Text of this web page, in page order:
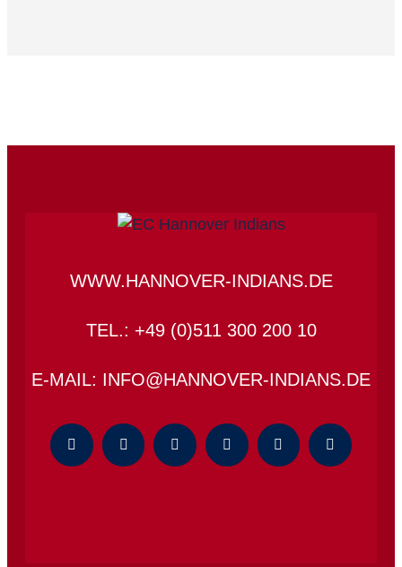
WWW.HANNOVER-INDIANS.DE
TEL.: +49 (0)511 300 200 10
E-MAIL: INFO@HANNOVER-INDIANS.DE